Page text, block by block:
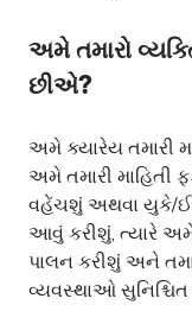
અમે તમારો
છીએ?
અમે ક્યારેય તમારી
અમે તમારી માહિતી
વહેંચશું અથવા યુકે/
આવું કરીશું, ત્યારે
પાલન કરીશું અને
વ્યવસ્થાઓ સુનિશ્ચિત